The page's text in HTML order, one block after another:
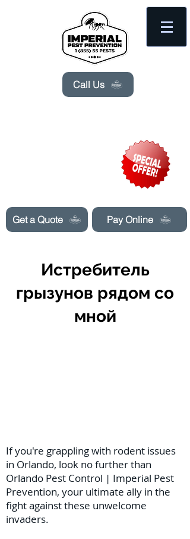
Get a Quote
Call Us
Pay Online
Истребитель
грызунов рядом со
мной
If you're grappling with rodent issues
in Orlando, look no further than
Orlando Pest Control | Imperial Pest
Prevention, your ultimate ally in the
fight against these unwelcome
invaders.